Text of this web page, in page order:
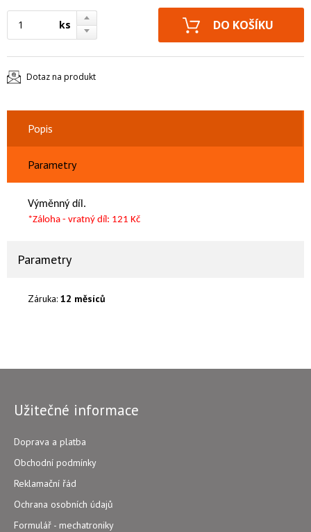
ks
Dotaz na produkt
Popis
Parametry
Výměnný díl.
*Záloha - vratný díl: 121 Kč
Parametry
Záruka: 12 měsíců
Užitečné informace
Doprava a platba
Obchodní podmínky
Reklamační řád
Ochrana osobních údajů
Formulář - mechatroniky